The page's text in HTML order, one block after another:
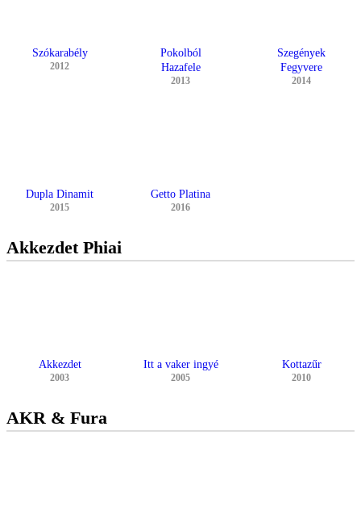
Szókarabély
2012
Pokolból
Hazafele
2013
Szegények
Fegyvere
2014
Dupla Dinamit
2015
Getto Platina
2016
Akkezdet Phiai
Akkezdet
2003
Itt a vaker ingyé
2005
Kottazűr
2010
AKR & Fura